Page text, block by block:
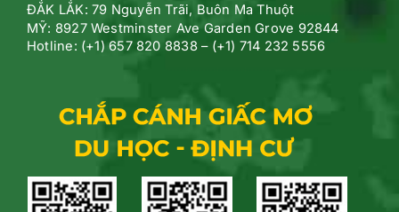
ĐẮK LẮK: 79 Nguyễn Trãi, Buôn Ma Thuột
MỸ: 8927 Westminster Ave Garden Grove 92844
Hotline: (+1) 657 820 8838 – (+1) 714 232 5556